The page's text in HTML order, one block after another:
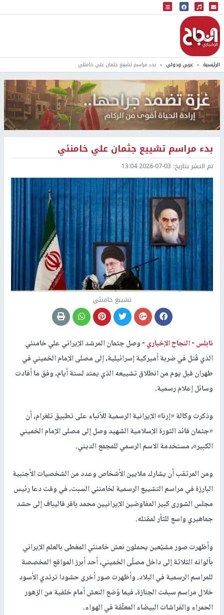
البث المباشر
إذاعة النجاح
الرئيسية عربي ودولي بدء مراسم تشييع جثمان علي خامنئي
بدء مراسم تشييع جثمان علي خامنئي
تم النشر بتاريخ: 2026-07-03 13:04
تشييع خامنئي
نابلس -النجاح الإخباري -وصل جثمان المرشد الإيراني علي خامنئي
الذي قُتل في ضربة أميركية إسرائيلية، إلى مصلى الإمام الخميني في
طهران قبل يوم من انطلاق تشييعه الذي يمتد لستة أيام، وفق ما أفادت
وسائل إعلام رسمية.
وذكرت وكالة «إرنا» الإيرانية الرسمية للأنباء على تطبيق تلغرام، أن
«جثمان قائد الثورة الإسلامية الشهيد وصل إلى مصلى الإمام الخميني
الكبير»، مستخدمة الاسم الرسمي للمجمع الديني.
ومن المرتقب أن يشارك ملايين الأشخاص وعدد من الشخصيات الأجنبية
البارزة في مراسم التشييع الرسمية لخامنئي السبت، في وقت دعا رئيس
مجلس الشورى كبير المفاوضين الإيرانيين محمد باقر قاليباف إلى حشد
جماهيري واسع للثأر لمقتله.
وأظهرت صور مشيّعين يحملون نعش خامنئي المغطى بالعلم الإيراني
بألوانه الثلاثة إلى داخل مصلّى الخميني، أحد أبرز المواقع المخصصة
للمراسم الرسمية في البلاد. وأظهرت صور أخرى حشودا ترتدي الأسود
خلال مراسم سبقت الجنازة، فيما وُضع النعش أمام خلفية من الزهور
الحمراء والفراشات البيضاء المعلّقة في الهواء.